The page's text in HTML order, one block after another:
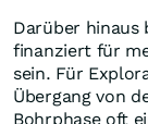
Darüber hinaus
finanziert für
sein. Für
Übergang von
Bohrphase oft